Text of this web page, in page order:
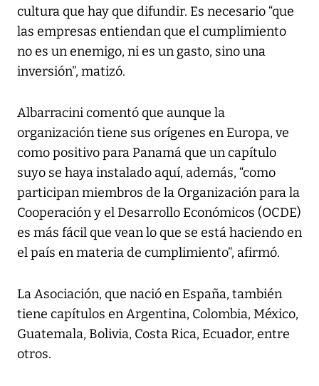
cultura que hay que difundir. Es necesario “que
las empresas entiendan que el cumplimiento
no es un enemigo, ni es un gasto, sino una
inversión”, matizó.
Albarracini comentó que aunque la
organización tiene sus orígenes en Europa, ve
como positivo para Panamá que un capítulo
suyo se haya instalado aquí, además, “como
participan miembros de la Organización para la
Cooperación y el Desarrollo Económicos (OCDE)
es más fácil que vean lo que se está haciendo en
el país en materia de cumplimiento”, afirmó.
La Asociación, que nació en España, también
tiene capítulos en Argentina, Colombia, México,
Guatemala, Bolivia, Costa Rica, Ecuador, entre
otros.